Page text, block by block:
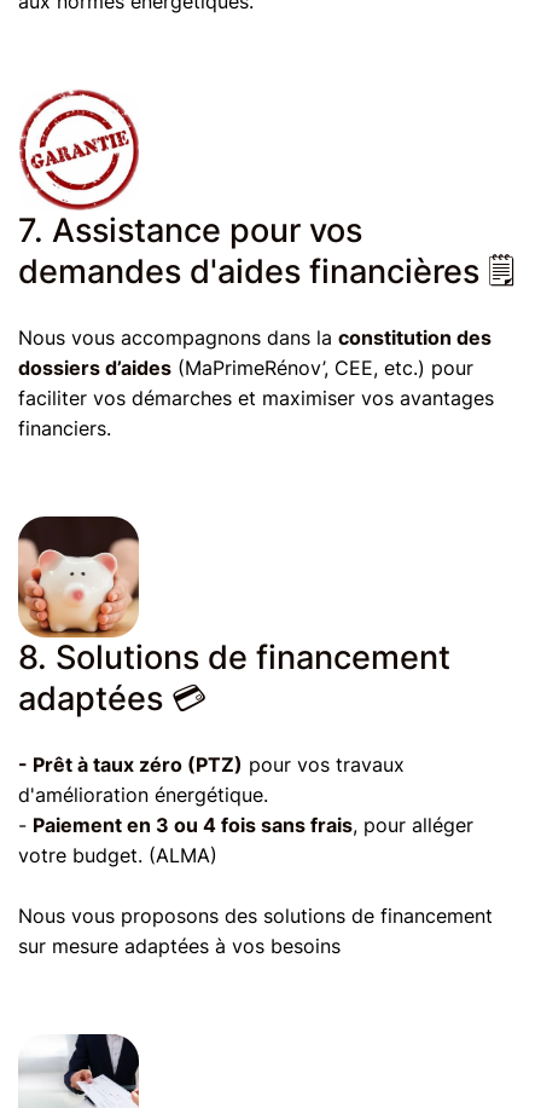
7. Assistance pour vos
demandes d'aides financières 🗒
Nous vous accompagnons dans la constitution des
dossiers d’aides (MaPrimeRénov’, CEE, etc.) pour
faciliter vos démarches et maximiser vos avantages
financiers.
8. Solutions de financement
adaptées 💳
- Prêt à taux zéro (PTZ) pour vos travaux
d'amélioration énergétique.
- Paiement en 3 ou 4 fois sans frais, pour alléger
votre budget. (ALMA)
Nous vous proposons des solutions de financement
sur mesure adaptées à vos besoins